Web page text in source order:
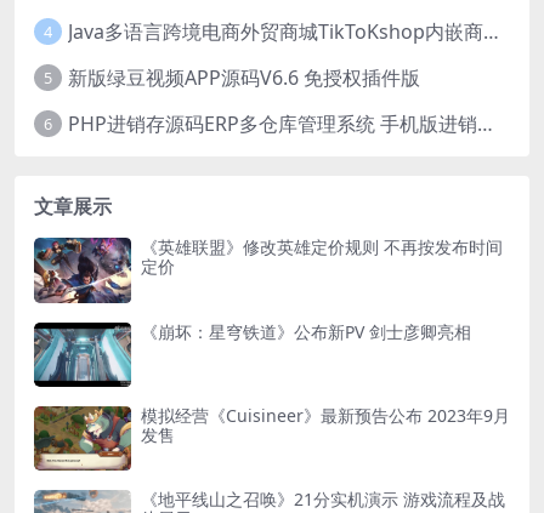
4 Java多语言跨境电商外贸商城TikToKshop内嵌商城I商家入驻I一键铺
5 新版绿豆视频APP源码V6.6 免授权插件版
6 PHP进销存源码ERP多仓库管理系统 手机版进销存 php网络版进销存小程序
文章展示
《英雄联盟》修改英雄定价规则 不再按发布时间
定价
《崩坏：星穹铁道》公布新PV 剑士彦卿亮相
模拟经营《Cuisineer》最新预告公布 2023年9月
发售
《地平线山之召唤》21分实机演示 游戏流程及战